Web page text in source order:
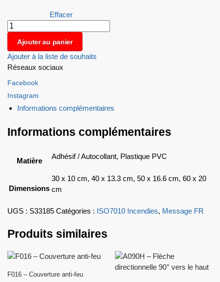
Effacer
Ajouter au panier
Ajouter à la liste de souhaits
Réseaux sociaux
Facebook
Instagram
Informations complémentaires
Informations complémentaires
Matière
Adhésif / Autocollant, Plastique PVC
Dimensions
30 x 10 cm, 40 x 13.3 cm, 50 x 16.6 cm, 60 x 20
cm
UGS : S33185 Catégories : ISO7010 Incendies, Message FR
Produits similaires
F016 – Couverture anti-feu